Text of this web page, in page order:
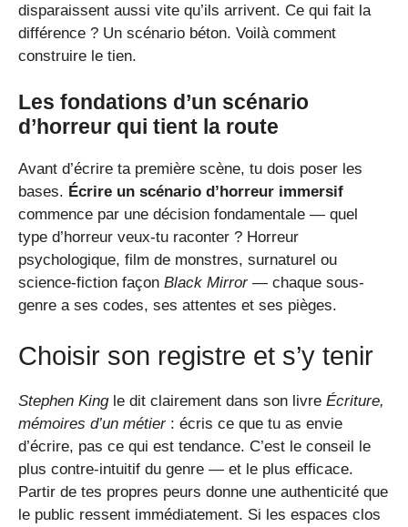
disparaissent aussi vite qu’ils arrivent. Ce qui fait la
différence ? Un scénario béton. Voilà comment
construire le tien.
Les fondations d’un scénario
d’horreur qui tient la route
Avant d’écrire ta première scène, tu dois poser les
bases. Écrire un scénario d’horreur immersif
commence par une décision fondamentale — quel
type d’horreur veux-tu raconter ? Horreur
psychologique, film de monstres, surnaturel ou
science-fiction façon Black Mirror— chaque sous-
genre a ses codes, ses attentes et ses pièges.
Choisir son registre et s’y tenir
Stephen Kingle dit clairement dans son livre Écriture,
mémoires d’un métier: écris ce que tu as envie
d’écrire, pas ce qui est tendance. C’est le conseil le
plus contre-intuitif du genre — et le plus efficace.
Partir de tes propres peurs donne une authenticité que
le public ressent immédiatement. Si les espaces clos